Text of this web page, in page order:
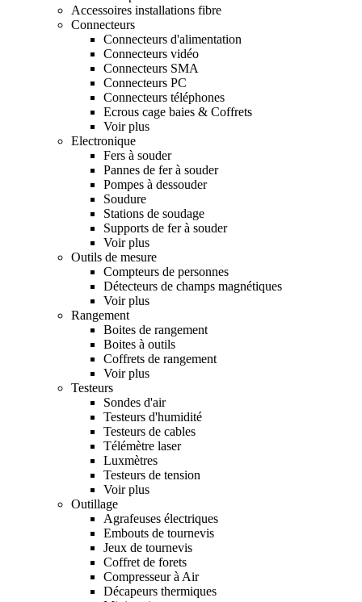
Accessoires installations fibre
Connecteurs
Connecteurs d'alimentation
Connecteurs vidéo
Connecteurs SMA
Connecteurs PC
Connecteurs téléphones
Ecrous cage baies & Coffrets
Voir plus
Electronique
Fers à souder
Pannes de fer à souder
Pompes à dessouder
Soudure
Stations de soudage
Supports de fer à souder
Voir plus
Outils de mesure
Compteurs de personnes
Détecteurs de champs magnétiques
Voir plus
Rangement
Boites de rangement
Boites à outils
Coffrets de rangement
Voir plus
Testeurs
Sondes d'air
Testeurs d'humidité
Testeurs de cables
Télémètre laser
Luxmètres
Testeurs de tension
Voir plus
Outillage
Agrafeuses électriques
Embouts de tournevis
Jeux de tournevis
Coffret de forets
Compresseur à Air
Décapeurs thermiques